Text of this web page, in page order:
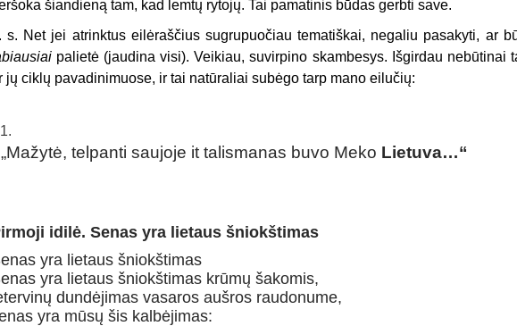
šiandieną tam, kad lemtų rytojų. Tai pamatinis būdas gerbti save.
s. Net jei atrinktus eilėraščius sugrupuočiau tematiškai, negaliu pasakyti, ar
palietė (jaudina visi). Veikiau, suvirpino skambesys. Išgirdau nebūtinai
jų ciklų pavadinimuose, ir tai natūraliai subėgo tarp mano eilučių:
„Mažytė, telpanti saujoje it talismanas buvo Meko Lietuva…“
idilė. Senas yra lietaus šniokštimas
yra lietaus šniokštimas
yra lietaus šniokštimas krūmų šakomis,
dundėjimas vasaros aušros raudonume,
yra mūsų šis kalbėjimas: